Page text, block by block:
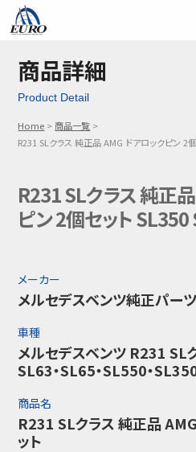
ご利用方法
メール問い合わせ
03-5674-7742
商品詳細
Product Detail
Home
商品一覧
R231 SLクラス 純正品 AMG ドアロックピン 2
R231 SLクラス 純正
ピン 2個セット
メーカー
メルセデスベンツ純正パーツ
車種
メルセデスベンツ R231 SL
SL63・SL65・SL550・
商品名
R231 SLクラス 純正品
ット